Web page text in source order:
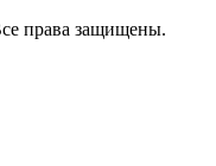
права защищены.